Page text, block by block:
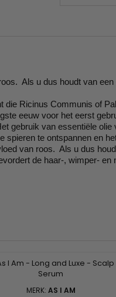
Als u dus houdt van
Ricinus Communis of
eeuw voor het eerst
van essentiële
te ontspannen en
van roos. Als u dus
de haar-, wimper-
MERK: AS I AM